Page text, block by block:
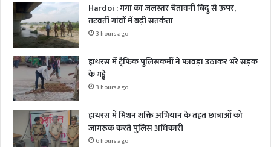
Hardoi : गंगा का जलस्तर चेतावनी बिंदु से ऊपर,
तटवर्ती गांवों में बढ़ी सतर्कता
3 hours ago
हाथरस में ट्रैफिक पुलिसकर्मी ने फावड़ा उठाकर भरे सड़क
के गड्ढे
3 hours ago
हाथरस में मिशन शक्ति अभियान के तहत छात्राओं को
जागरूक करते पुलिस अधिकारी
6 hours ago